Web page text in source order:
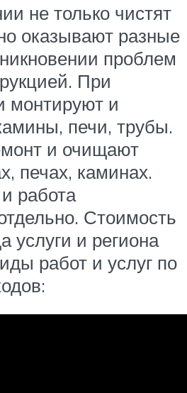
не только чистят
оказывают разные
проблем
При
монтируют и
печи, трубы.
и очищают
печах, каминах.
работа
Стоимость
услуги и региона
работ и услуг по